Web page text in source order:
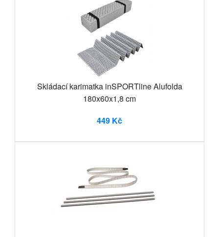
Skládací karimatka inSPORTline Alufolda
180x60x1,8 cm
449 Kč